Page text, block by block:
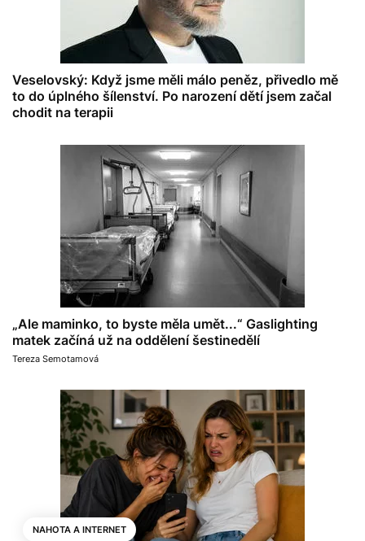
Veselovský: Když jsme měli málo peněz, přivedlo mě
to do úplného šílenství. Po narození dětí jsem začal
chodit na terapii
„Ale maminko, to byste měla umět...“ Gaslighting
matek začíná už na oddělení šestinedělí
Tereza Semotamová
NAHOTA A INTERNET